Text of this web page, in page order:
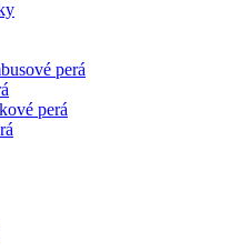
perá
perá